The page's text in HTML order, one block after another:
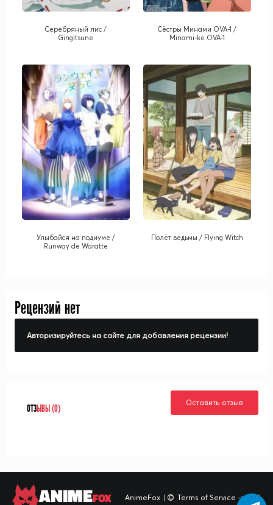
Серебряный лис /
Gingitsune
Сёстры Минами OVA-1 /
Minami-ke OVA-1
Улыбайся на подиуме /
Runway de Waratte
Полёт ведьмы / Flying Witch
Рецензий нет
Авторизируйтесь на сайте для добавления рецензии!
ОТЗЫВЫ (0)
Оставить отзыв
ANIMEFOX AnimeFox | Terms of Service -> TOS